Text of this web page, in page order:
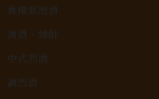
香檳氣泡酒
清酒、燒酎
中式烈酒
調烈酒